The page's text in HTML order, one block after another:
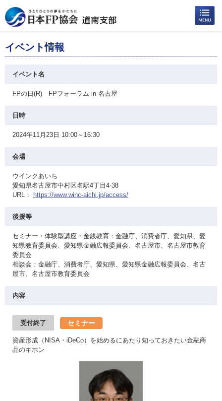
イベント情報
イベント名
FPの日(R) FPフォーラム in 名古屋
日時
2024年11月23日 10:00～16:30
会場
ウインクあいち
愛知県名古屋市中村区名駅4丁目4-38
URL：
https://www.winc-aichi.jp/access/
後援等
セミナー・体験型講座・金銭教育：金融庁、消費者庁、愛知県、愛
知県教育委員会、愛知県金融広報委員会、名古屋市、名古屋市教育
委員会
相談会：金融庁、消費者庁、愛知県、愛知県金融広報委員会、名古
屋市、名古屋市教育委員会
内容
受付終了 セミナー
資産形成（NISA・iDeCo）を始めるにあたり知っておきたい金融商
品のキホン